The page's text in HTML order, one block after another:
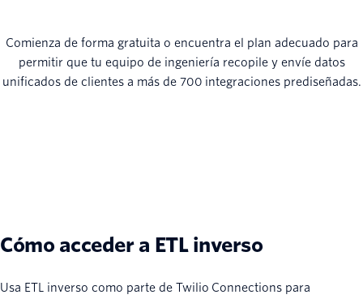
Comienza de forma gratuita o encuentra el plan adecuado para
permitir que tu equipo de ingeniería recopile y envíe datos
unificados de clientes a más de 700 integraciones prediseñadas.
Cómo acceder a ETL inverso
Usa ETL inverso como parte de Twilio Connections para